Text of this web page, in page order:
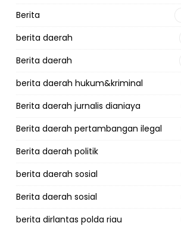
Berita
berita daerah
Berita daerah
berita daerah hukum&kriminal
Berita daerah jurnalis dianiaya
Berita daerah pertambangan ilegal
Berita daerah politik
berita daerah sosial
Berita daerah sosial
berita dirlantas polda riau